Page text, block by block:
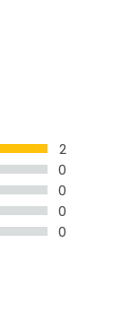
2
0
0
0
0